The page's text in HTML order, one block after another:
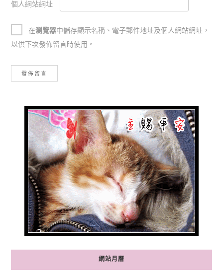
個人網站網址
在瀏覽器中儲存顯示名稱、電子郵件地址及個人網站網址，
以供下次發佈留言時使用。
網站月曆